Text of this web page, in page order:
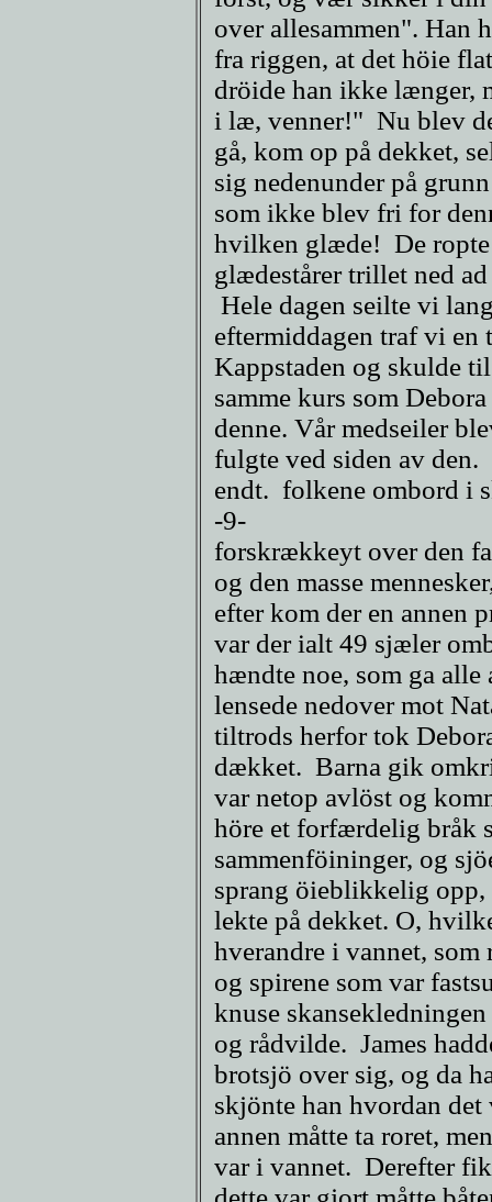
over allesammen". Han
fra riggen, at det höie
dröide han ikke længer,
i læ, venner!" Nu blev
gå, kom op på dekket,
sig nedenunder på
som ikke blev fri for
hvilken glæde! De ropte
glædestårer trillet ned
Hele dagen seilte vi
eftermiddagen traf vi en
Kappstaden og skulde
samme kurs som
denne. Vår medseiler
fulgte ved siden av
endt. folkene ombord i
-9-
forskrækkeyt over den
og den masse
efter kom der en annen
var der ialt 49 sjæler
hændte noe, som ga
lensede nedover mot
tiltrods herfor tok
dækket. Barna gik
var netop avlöst og
höre et forfærdelig bråk
sammenföininger, og
sprang öieblikkelig opp,
lekte på dekket. O,
hverandre i vannet,
og spirene som var
knuse
og rådvilde. James
brotsjö over sig, og da
skjönte han hvordan
annen måtte ta roret,
var i vannet. Derefter